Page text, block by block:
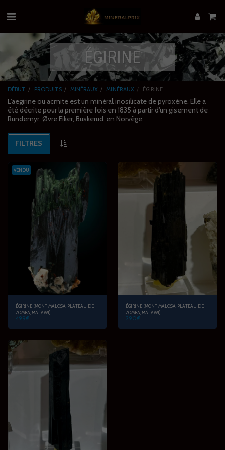
ÉGIRINE
DÉBUT PRODUITS MINÉRAUX MINÉRAUX ÉGIRINE
L'aegirine ou acmite est un minéral inosilicate de pyroxène. Elle a
été décrite pour la première fois en 1835 à partir d'un gisement de
Rundemyr, Øvre Eiker, Buskerud, en Norvège.
FILTRES
VENDU
ÉGIRINE (MONT MALOSA, PLATEAU DE
ZOMBA, MALAWI)
499€
ÉGIRINE (MONT MALOSA, PLATEAU DE
ZOMBA, MALAWI)
290€